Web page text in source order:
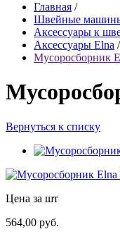
Главная /
Швейные
Аксессуары к
Аксессуары Elna /
Мусоросборник
Вернуться к списку
Цена за шт
564,00 руб.